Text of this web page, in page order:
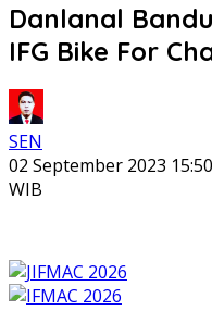
Danlanal
IFG Bike For
SEN
02 September 2023
WIB